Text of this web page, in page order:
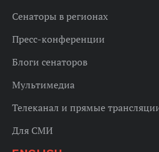
Сенаторы в регионах
Пресс-конференции
Блоги сенаторов
Мультимедиа
Телеканал и прямые
Для СМИ